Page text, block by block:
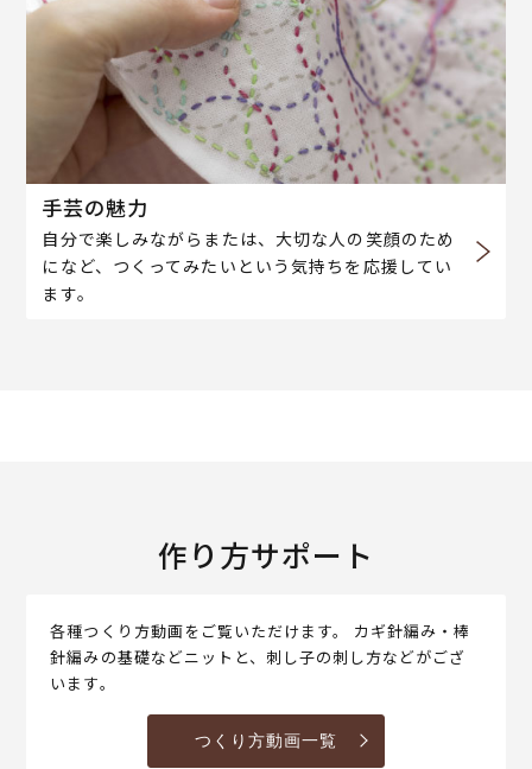
手芸の魅力
自分で楽しみながらまたは、大切な人の笑顔のため
になど、つくってみたいという気持ちを応援してい
ます。
作り方サポート
各種つくり方動画をご覧いただけます。 カギ針編み・棒
針編みの基礎などニットと、刺し子の刺し方などがござ
います。
つくり方動画一覧